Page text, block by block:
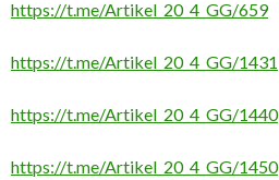
https://t.me/Artikel_20_4_GG/659
https://t.me/Artikel_20_4_GG/1431
https://t.me/Artikel_20_4_GG/1440
https://t.me/Artikel_20_4_GG/1450